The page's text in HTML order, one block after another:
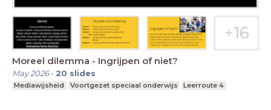
Moreel dilemma - Ingrijpen of niet?
May 2026- 20 slides
Mediawijsheid Voortgezet speciaal onderwijs Leerroute 4